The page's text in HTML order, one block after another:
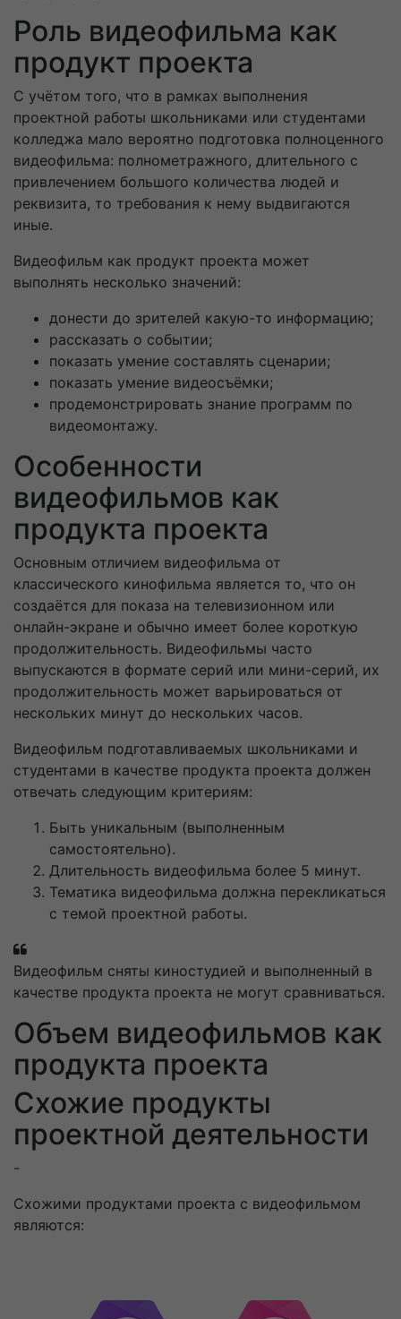
Роль видеофильма как
продукт проекта
С учётом того, что в рамках выполнения
проектной работы школьниками или студентами
колледжа мало вероятно подготовка полноценного
видеофильма: полнометражного, длительного с
привлечением большого количества людей и
реквизита, то требования к нему выдвигаются
иные.
Видеофильм как продукт проекта может
выполнять несколько значений:
донести до зрителей какую-то информацию;
рассказать о событии;
показать умение составлять сценарии;
показать умение видеосъёмки;
продемонстрировать знание программ по
видеомонтажу.
Особенности
видеофильмов как
продукта проекта
Основным отличием видеофильма от
классического кинофильма является то, что он
создаётся для показа на телевизионном или
онлайн-экране и обычно имеет более короткую
продолжительность. Видеофильмы часто
выпускаются в формате серий или мини-серий, их
продолжительность может варьироваться от
нескольких минут до нескольких часов.
Видеофильм подготавливаемых школьниками и
студентами в качестве продукта проекта должен
отвечать следующим критериям:
Быть уникальным (выполненным
самостоятельно).
Длительность видеофильма более 5 минут.
Тематика видеофильма должна перекликаться
с темой проектной работы.
Видеофильм сняты киностудией и выполненный в
качестве продукта проекта не могут сравниваться.
Объем видеофильмов как
продукта проекта
Схожие продукты
проектной деятельности
-
Схожими продуктами проекта с видеофильмом
являются: